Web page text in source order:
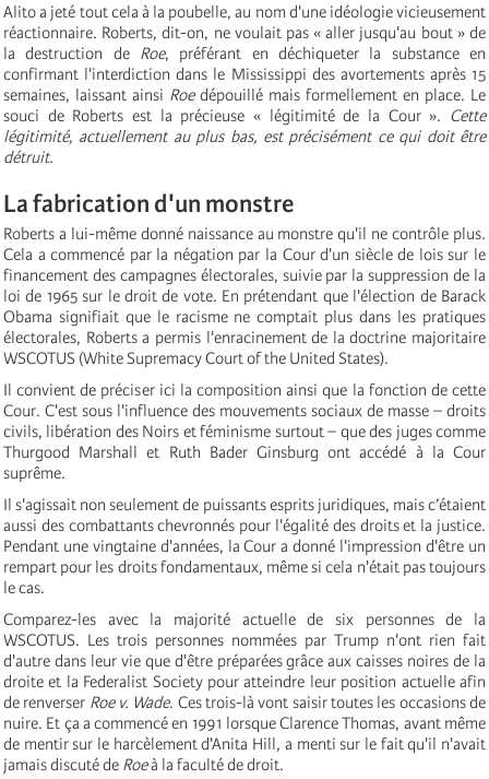
Alito a jeté tout cela à la poubelle, au nom d'une idéologie vicieusement
réactionnaire. Roberts, dit-on, ne voulait pas « aller jusqu'au bout » de
la destruction de Roe, préférant en déchiqueter la substance en
confirmant l'interdiction dans le Mississippi des avortements après 15
semaines, laissant ainsi Roedépouillé mais formellement en place. Le
souci de Roberts est la précieuse « légitimité de la Cour ». Cette
légitimité, actuellement au plus bas, est précisément ce qui doit être
détruit.
La fabrication d'un monstre
Roberts a lui-même donné naissance au monstre qu'il ne contrôle plus.
Cela a commencé par la négation par la Cour d'un siècle de lois sur le
financement des campagnes électorales, suivie par la suppression de la
loi de 1965 sur le droit de vote. En prétendant que l'élection de Barack
Obama signifiait que le racisme ne comptait plus dans les pratiques
électorales, Roberts a permis l'enracinement de la doctrine majoritaire
WSCOTUS (White Supremacy Court of the United States).
Il convient de préciser ici la composition ainsi que la fonction de cette
Cour. C'est sous l'influence des mouvements sociaux de masse – droits
civils, libération des Noirs et féminisme surtout – que des juges comme
Thurgood Marshall et Ruth Bader Ginsburg ont accédé à la Cour
suprême.
Il s'agissait non seulement de puissants esprits juridiques, mais c’étaient
aussi des combattants chevronnés pour l'égalité des droits et la justice.
Pendant une vingtaine d'années, la Cour a donné l'impression d'être un
rempart pour les droits fondamentaux, même si cela n'était pas toujours
le cas.
Comparez-les avec la majorité actuelle de six personnes de la
WSCOTUS. Les trois personnes nommées par Trump n'ont rien fait
d'autre dans leur vie que d'être préparées grâce aux caisses noires de la
droite et la Federalist Society pour atteindre leur position actuelle afin
de renverser Roe v. Wade. Ces trois-là vont saisir toutes les occasions de
nuire. Et ça a commencé en 1991 lorsque Clarence Thomas, avant même
de mentir sur le harcèlement d'Anita Hill, a menti sur le fait qu'il n'avait
jamais discuté de Roeà la faculté de droit.